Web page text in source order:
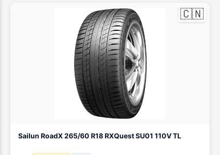
🇨🇳
Sailun RoadX 265/60 R18 RXQuest SU01 110V TL